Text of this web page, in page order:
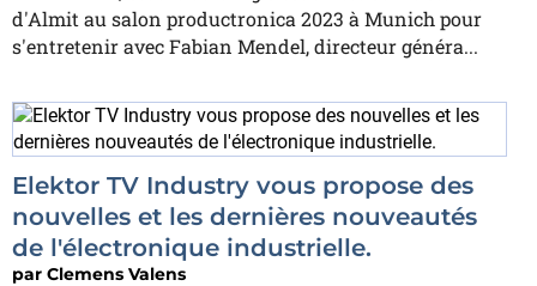
d'Almit au salon productronica 2023 à Munich pour
s'entretenir avec Fabian Mendel, directeur généra...
Elektor TV Industry vous propose des
nouvelles et les dernières nouveautés
de l'électronique industrielle.
par Clemens Valens